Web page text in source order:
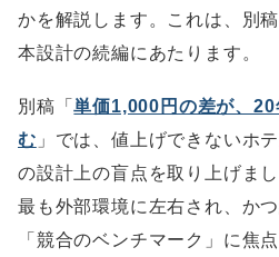
かを解説します。これは、別
本設計の続編にあたります。
別稿「単価1,000円の差が、
む 」では、値上げできないホ
の設計上の盲点を取り上げま
最も外部環境に左右され、か
「競合のベンチマーク」に焦